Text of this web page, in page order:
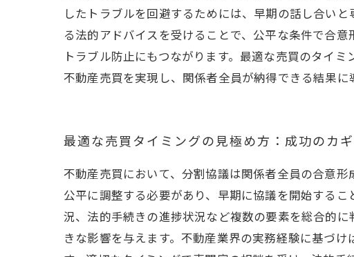
したトラブルを回避するためには、早期の話し合い
る法的アドバイスを受けることで、公平な条件で合
トラブル防止にもつながります。最適な売買のタイ
不動産売買を実現し、関係者全員が納得できる結果に
最適な売買タイミングの見極め方：成功のカ
不動産売買において、分割協議は関係者全員の合意
公平に調整する必要があり、早期に協議を開始する
況、法的手続きの進捗状況など複数の要素を総合的
きな影響を与えます。不動産業界の実務経験に基づ